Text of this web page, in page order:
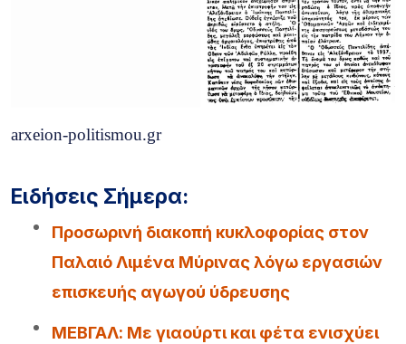
arxeion-politismou.gr
Ειδήσεις Σήμερα:
Προσωρινή διακοπή κυκλοφορίας στον
Παλαιό Λιμένα Μύρινας λόγω εργασιών
επισκευής αγωγού ύδρευσης
ΜΕΒΓΑΛ: Με γιαούρτι και φέτα ενισχύει